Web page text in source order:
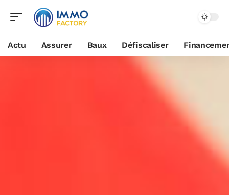
Actu Assurer Baux Défiscaliser